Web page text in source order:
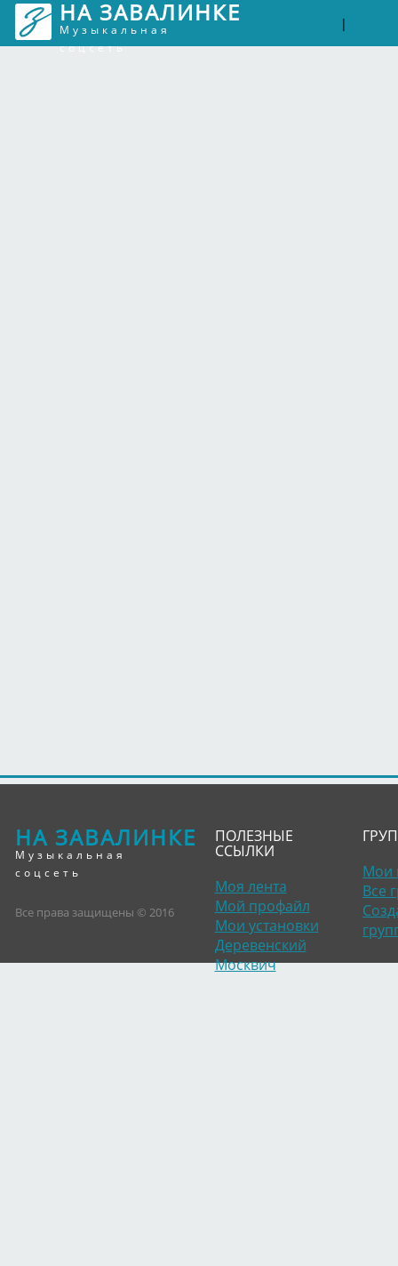
НА ЗАВАЛИНКЕ
Музыкальная
соцсеть
|
НА ЗАВАЛИНКЕ
Музыкальная
соцсеть
Все права защищены © 2016
ПОЛЕЗНЫЕ
ССЫЛКИ
Моя лента
Мой профайл
Мои установки
Деревенский
Москвич
Мои
Все